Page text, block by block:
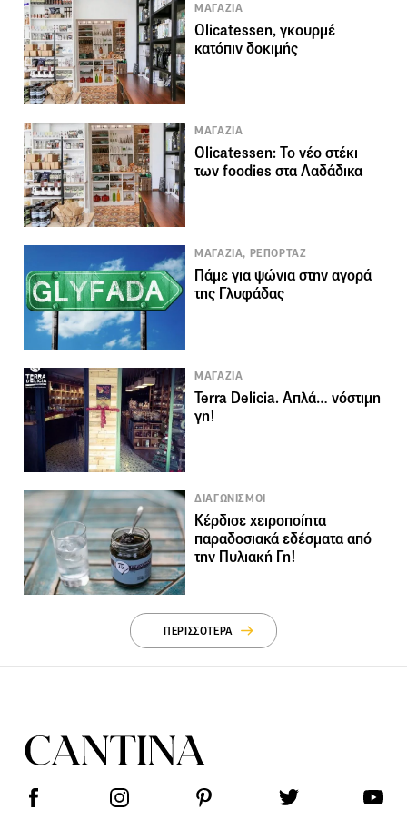
ΜΑΓΑΖΙΑ
Olicatessen, γκουρμέ
κατόπιν δοκιμής
ΜΑΓΑΖΙΑ
Olicatessen: Το νέο στέκι
των foodies στα Λαδάδικα
ΜΑΓΑΖΙΑ, ΡΕΠΟΡΤΑΖ
Πάμε για ψώνια στην αγορά
της Γλυφάδας
ΜΑΓΑΖΙΑ
Terra Delicia. Aπλά… νόστιμη
γη!
ΔΙΑΓΩΝΙΣΜΟΙ
Κέρδισε χειροποίητα
παραδοσιακά εδέσματα από
την Πυλιακή Γη!
ΠΕΡΙΣΣΟΤΕΡΑ